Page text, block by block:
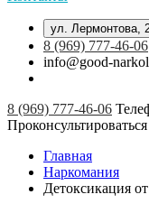
ул. Лермонтова,
8 (969) 777-46-06
info@good-
8 (969) 777-46-06
Проконсультироваться
Главная
Наркомания
Детоксикация